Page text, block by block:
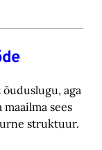
aga
sees
struktuur.